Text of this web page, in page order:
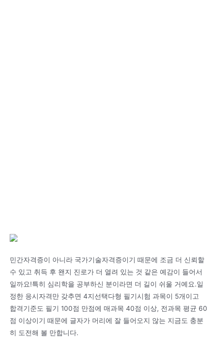
민간자격증이 아니라 국가기술자격증이기 때문에 조금 더 신뢰할
수 있고 취득 후 왠지 진로가 더 열려 있는 것 같은 예감이 들어서
일까요!특히 심리학을 공부하신 분이라면 더 길이 쉬울 거예요.일
정한 응시자격만 갖추면 4지선택다형 필기시험 과목이 5개이고
합격기준도 필기 100점 만점에 매과목 40점 이상, 전과목 평균 60
점 이상이기 때문에 글자가 머리에 잘 들어오지 않는 지금도 충분
히 도전해 볼 만합니다.